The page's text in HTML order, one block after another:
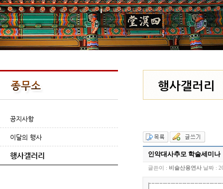
공지사항
이달의 행사
행사갤러리
행사갤러리
인악대사추모 학술세미나
글쓴이 : 비슬산용연사 날짜 :